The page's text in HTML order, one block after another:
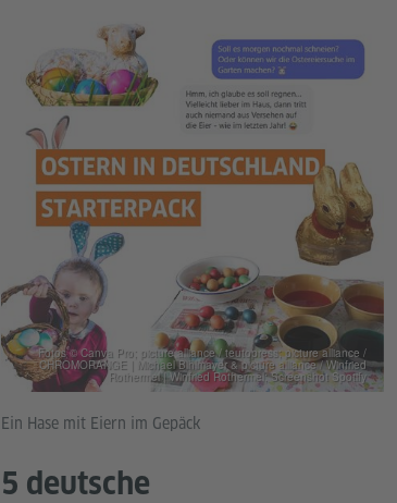
Ein Hase mit Eiern im Gepäck
5 deutsche
Fotos © Canva Pro; picture alliance / teutopress; picture alliance /
CHROMORANGE | Michael Bihlmayer & picture alliance / Winfried
Rothermel | Winfried Rothermel; Screenshot Spotify